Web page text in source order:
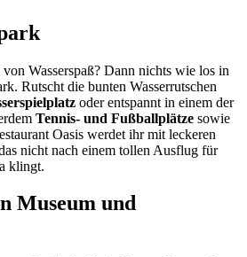
Wasserspaß? Dann nichts wie los in
Rutscht die bunten Wasserrutschen
oder entspannt in einem der
Tennis- und Fußballplätze sowie
Oasis werdet ihr mit leckeren
nicht nach einem tollen Ausflug für
klingt.
Museum und